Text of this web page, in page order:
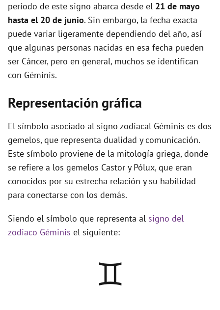
período de este signo abarca desde el 21 de mayo
hasta el 20 de junio. Sin embargo, la fecha exacta
puede variar ligeramente dependiendo del año, así
que algunas personas nacidas en esa fecha pueden
ser Cáncer, pero en general, muchos se identifican
con Géminis.
Representación gráfica
El símbolo asociado al signo zodiacal Géminis es dos
gemelos, que representa dualidad y comunicación.
Este símbolo proviene de la mitología griega, donde
se refiere a los gemelos Castor y Pólux, que eran
conocidos por su estrecha relación y su habilidad
para conectarse con los demás.
Siendo el símbolo que representa al signo del
zodiaco Géminis el siguiente:
♊